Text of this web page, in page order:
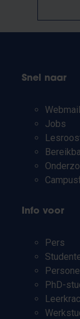
Snel naar
Webmail
Jobs
Info voor
Pers
PhD-